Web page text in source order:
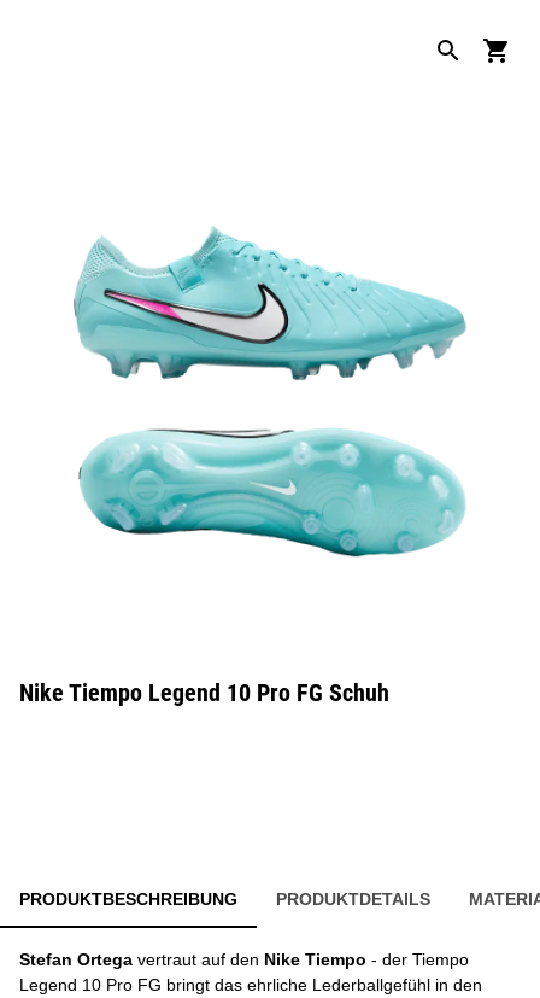
Nike Tiempo Legend 10 Pro FG Schuh
PRODUKTBESCHREIBUNG PRODUKTDETAILS
Stefan Ortega vertraut auf den Nike Tiempo - der Tiempo
Legend 10 Pro FG bringt das ehrliche Lederballgefühl in den